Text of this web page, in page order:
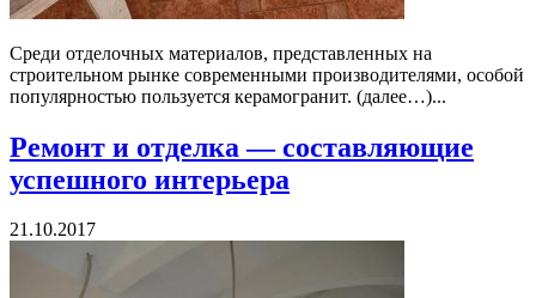
Среди отделочных материалов, представленных на
строительном рынке современными производителями, особой
популярностью пользуется керамогранит. (далее…)...
Ремонт и отделка — составляющие
успешного интерьера
21.10.2017